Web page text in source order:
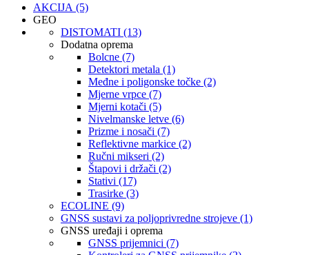
AKCIJA (5)
GEO
DISTOMATI (13)
Dodatna oprema
Bolcne (7)
Detektori metala (1)
Međne i poligonske točke (2)
Mjerne vrpce (7)
Mjerni kotači (5)
Nivelmanske letve (6)
Prizme i nosači (7)
Reflektivne markice (2)
Ručni mikseri (2)
Štapovi i držači (2)
Stativi (17)
Trasirke (3)
ECOLINE (9)
GNSS sustavi za poljoprivredne strojeve (1)
GNSS uređaji i oprema
GNSS prijemnici (7)